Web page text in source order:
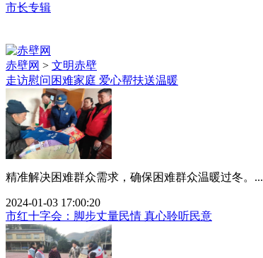
市长专辑
赤壁网 > 文明赤壁
走访慰问困难家庭 爱心帮扶送温暖
精准解决困难群众需求，确保困难群众温暖过冬。...
2024-01-03 17:00:20
市红十字会：脚步丈量民情 真心聆听民意